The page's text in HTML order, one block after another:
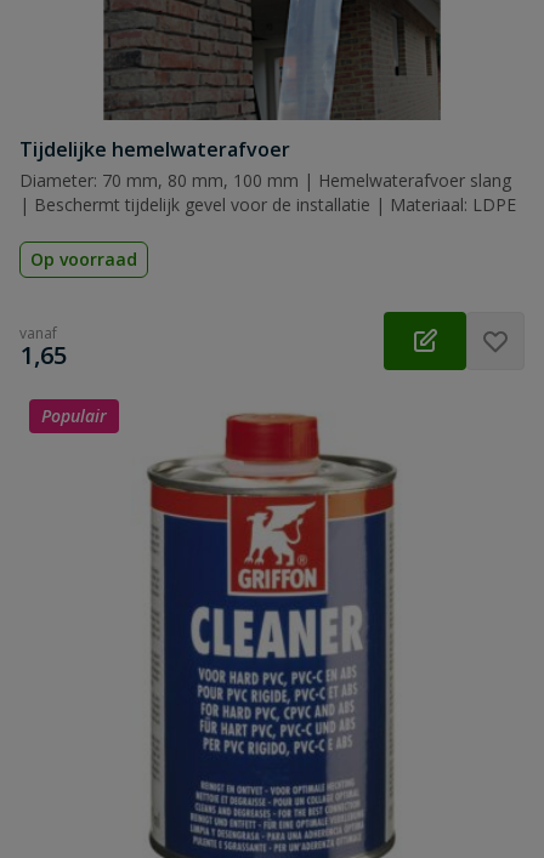
Tijdelijke hemelwaterafvoer
Diameter: 70 mm, 80 mm, 100 mm | Hemelwaterafvoer slang
| Beschermt tijdelijk gevel voor de installatie | Materiaal: LDPE
Op voorraad
vanaf
€
1,65
Populair